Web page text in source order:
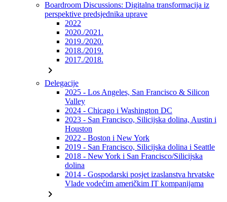
Boardroom Discussions: Digitalna transformacija iz
perspektive predsjednika uprave
2022
2020./2021.
2019./2020.
2018./2019.
2017./2018.
chevron_right
Delegacije
2025 - Los Angeles, San Francisco & Silicon
Valley
2024 - Chicago i Washington DC
2023 - San Francisco, Silicijska dolina, Austin i
Houston
2022 - Boston i New York
2019 - San Francisco, Silicijska dolina i Seattle
2018 - New York i San Francisco/Silicijska
dolina
2014 - Gospodarski posjet izaslanstva hrvatske
Vlade vodećim američkim IT kompanijama
chevron_right